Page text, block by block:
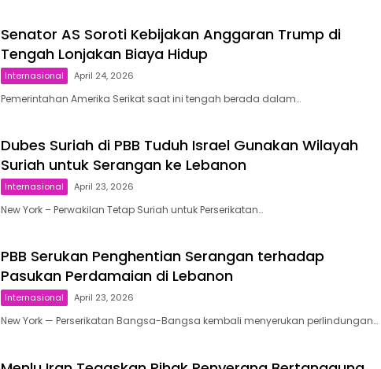
Senator AS Soroti Kebijakan Anggaran Trump di
Tengah Lonjakan Biaya Hidup
Internasional April 24, 2026
Pemerintahan Amerika Serikat saat ini tengah berada dalam…
Dubes Suriah di PBB Tuduh Israel Gunakan Wilayah
Suriah untuk Serangan ke Lebanon
Internasional April 23, 2026
New York – Perwakilan Tetap Suriah untuk Perserikatan…
PBB Serukan Penghentian Serangan terhadap
Pasukan Perdamaian di Lebanon
Internasional April 23, 2026
New York — Perserikatan Bangsa-Bangsa kembali menyerukan perlindungan…